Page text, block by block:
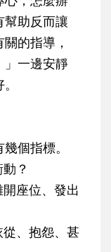
幫助反而讓
的指導，
」一邊安靜
個指標。
？
座位、發出
、抱怨、甚